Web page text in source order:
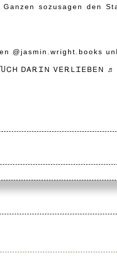
sozusagen den
@jasmin.wright.books
ᎠᎪᎡᏆΝ ᏙᎬᎡᏞᏆᎬᏴᎬΝ ♬